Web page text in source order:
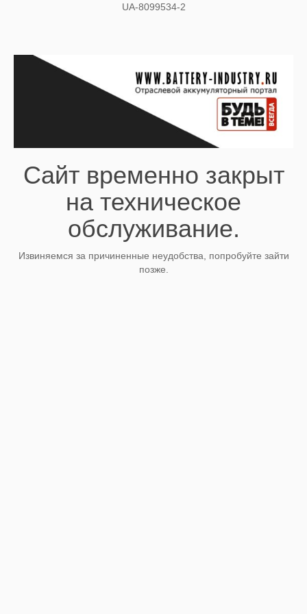
UA-8099534-2
Сайт временно закрыт
на техническое
обслуживание.
Извиняемся за причиненные неудобства, попробуйте зайти
позже.